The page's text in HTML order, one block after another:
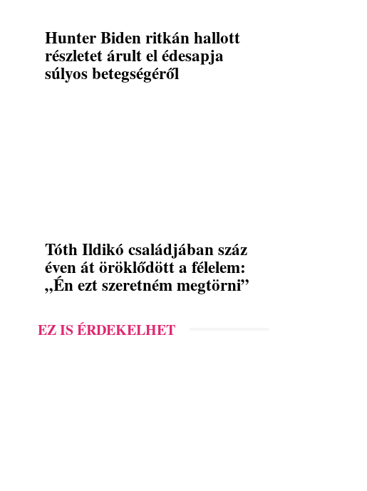
Hunter Biden ritkán hallott
részletet árult el édesapja
súlyos betegségéről
Tóth Ildikó családjában száz
éven át öröklődött a félelem:
„Én ezt szeretném megtörni”
EZ IS ÉRDEKELHET